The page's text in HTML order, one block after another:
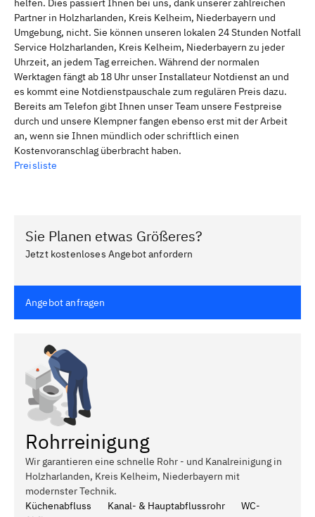
Partner in Holzharlanden, Kreis Kelheim, Niederbayern und
Umgebung, nicht. Sie können unseren lokalen 24 Stunden Notfall
Service Holzharlanden, Kreis Kelheim, Niederbayern zu jeder
Uhrzeit, an jedem Tag erreichen. Während der normalen
Werktagen fängt ab 18 Uhr unser Installateur Notdienst an und
es kommt eine Notdienstpauschale zum regulären Preis dazu.
Bereits am Telefon gibt Ihnen unser Team unsere Festpreise
durch und unsere Klempner fangen ebenso erst mit der Arbeit
an, wenn sie Ihnen mündlich oder schriftlich einen
Kostenvoranschlag überbracht haben.
Preisliste
Sie Planen etwas Größeres?
Jetzt kostenloses Angebot anfordern
Angebot anfragen
Rohrreinigung
Wir garantieren eine schnelle Rohr - und Kanalreinigung in
Holzharlanden, Kreis Kelheim, Niederbayern mit
modernster Technik.
Küchenabfluss
Kanal- & Hauptabflussrohr
WC-